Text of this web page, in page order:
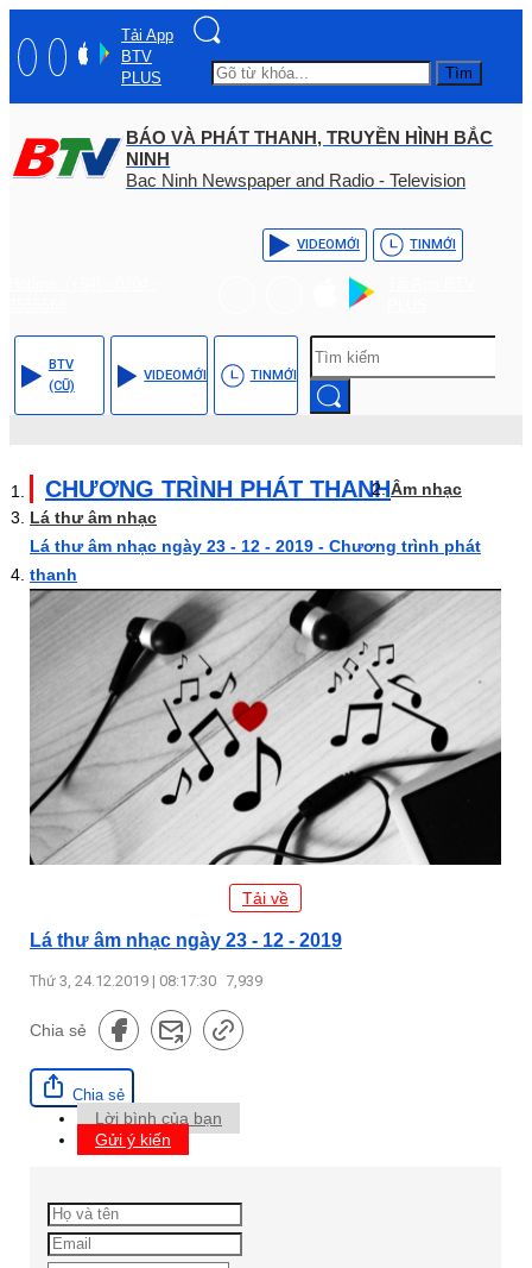
Tải App
BTV
PLUS
Tìm
BÁO VÀ PHÁT THANH, TRUYỀN HÌNH BẮC
NINH
Bac Ninh Newspaper and Radio - Television
VIDEOMỚI TINMỚI
BTV
(CŨ)
VIDEOMỚI TINMỚI
CHƯƠNG TRÌNH PHÁT THANHÂm nhạc
Lá thư âm nhạc
Lá thư âm nhạc ngày 23 - 12 - 2019 - Chương trình phát
thanh
Tải về
Lá thư âm nhạc ngày 23 - 12 - 2019
Thứ 3, 24.12.2019 | 08:17:30 7,939
Chia sẻ
Chia sẻ
Lời bình của bạn
Gửi ý kiến